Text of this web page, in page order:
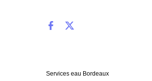
Services eau Bordeaux